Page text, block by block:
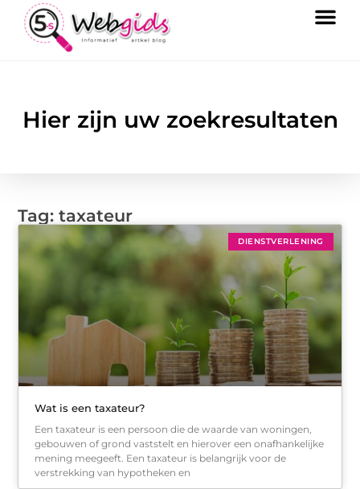
Hier zijn uw zoekresultaten
Tag: taxateur
DIENSTVERLENING
Wat is een taxateur?
Een taxateur is een persoon die de waarde van woningen,
gebouwen of grond vaststelt en hierover een onafhankelijke
mening meegeeft. Een taxateur is belangrijk voor de
verstrekking van hypotheken en